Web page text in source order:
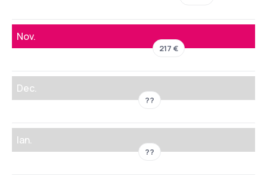
Nov.
217 €
Dec.
??
Ian.
??